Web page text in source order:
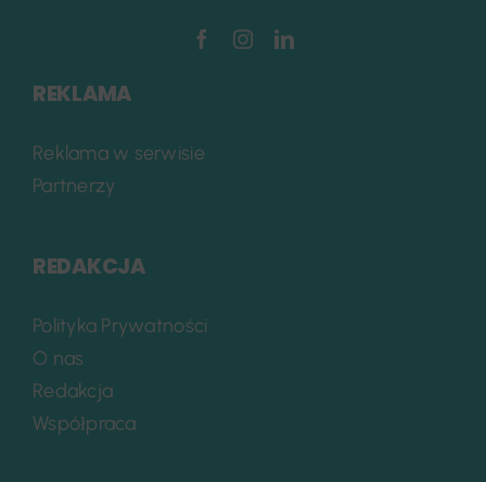
REKLAMA
Reklama w serwisie
Partnerzy
REDAKCJA
Polityka Prywatności
O nas
Redakcja
Współpraca